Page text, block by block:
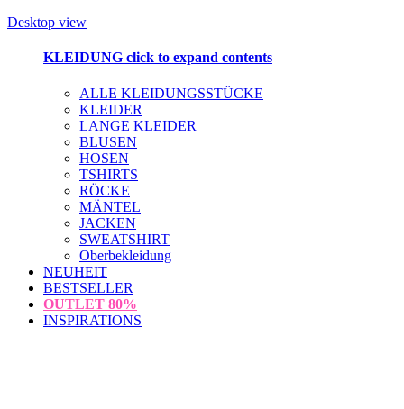
Desktop view
KLEIDUNG click to expand contents
ALLE KLEIDUNGSSTÜCKE
KLEIDER
LANGE KLEIDER
BLUSEN
HOSEN
TSHIRTS
RÖCKE
MÄNTEL
JACKEN
SWEATSHIRT
Oberbekleidung
NEUHEIT
BESTSELLER
OUTLET 80%
INSPIRATIONS